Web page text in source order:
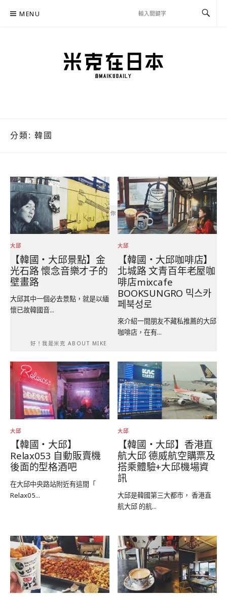
MENU
分類: 韓國
大邱
【韓國‧大邱景點】金
光石路 懷念音樂才子的
壁畫路
大邱其中一個必去景點，就是以緬
懷已故韓國音...
大邱
【韓國‧大邱咖啡店】
北城路 文青百年老屋咖
啡店mixcafe
BOOKSUNGRO 믹스카
페북성로
來介紹一間朋友不藏私推薦的大邱
咖啡店，在有...
大邱
【韓國‧大邱】
Relax053 自動販賣機
後面的型格酒吧
在大邱中央路站附近有這間「
Relax05...
大邱
【韓國‧大邱】香港直
航大邱 德威航空購票及
搭乘體驗+大邱機場資
訊
大邱是韓國第三大都市， 香港直
航大邱 的航...
你
好！我是米克 ABOUT MIKE